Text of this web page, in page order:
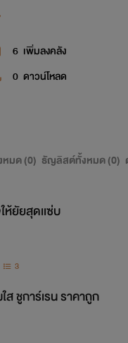
6 เพิ่มลงคลัง
0 ดาวน์โหลด
มด (0) ธัญลิสต์ทั้งหมด (0)
ห้ยัยสุดเเซ่บ
3
นิยายมือสอง แจ่มใส ชูการ์เรน ราคาถูก